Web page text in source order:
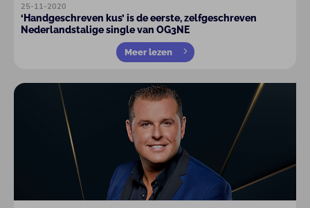
25-11-2020
‘Handgeschreven kus’ is de eerste, zelfgeschreven
Nederlandstalige single van OG3NE
Meer lezen